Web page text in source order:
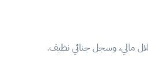
مالي، وسجل جنائي نظيف.